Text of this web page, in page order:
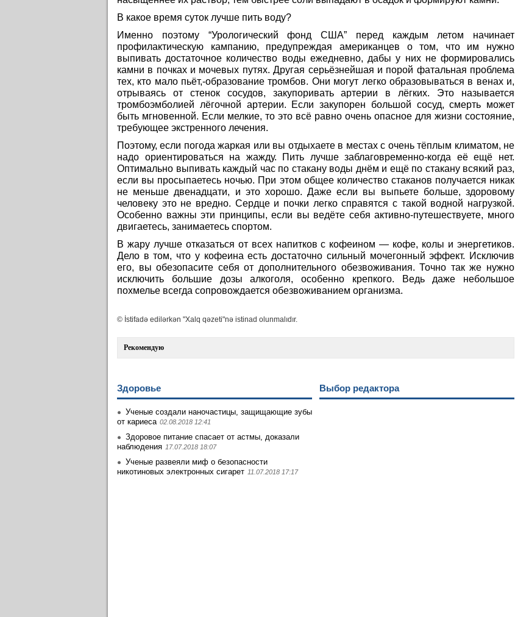
В какое время суток лучше пить воду?
Именно поэтому “Урологический фонд США” перед каждым летом начинает
профилактическую кампанию, предупреждая американцев о том, что им нужно
выпивать достаточное количество воды ежедневно, дабы у них не формировались
камни в почках и мочевых путях. Другая серьёзнейшая и порой фатальная проблема
тех, кто мало пьёт,-образование тромбов. Они могут легко образовываться в венах и,
отрываясь от стенок сосудов, закупоривать артерии в лёгких. Это называется
тромбоэмболией лёгочной артерии. Если закупорен большой сосуд, смерть может
быть мгновенной. Если мелкие, то это всё равно очень опасное для жизни состояние,
требующее экстренного лечения.
Поэтому, если погода жаркая или вы отдыхаете в местах с очень тёплым климатом, не
надо ориентироваться на жажду. Пить лучше заблаговременно-когда её ещё нет.
Оптимально выпивать каждый час по стакану воды днём и ещё по стакану всякий раз,
если вы просыпаетесь ночью. При этом общее количество стаканов получается никак
не меньше двенадцати, и это хорошо. Даже если вы выпьете больше, здоровому
человеку это не вредно. Сердце и почки легко справятся с такой водной нагрузкой.
Особенно важны эти принципы, если вы ведёте себя активно-путешествуете, много
двигаетесь, занимаетесь спортом.
В жару лучше отказаться от всех напитков с кофеином — кофе, колы и энергетиков.
Дело в том, что у кофеина есть достаточно сильный мочегонный эффект. Исключив
его, вы обезопасите себя от дополнительного обезвоживания. Точно так же нужно
исключить большие дозы алкоголя, особенно крепкого. Ведь даже небольшое
похмелье всегда сопровождается обезвоживанием организма.
© İstifadə edilərkən "Xalq qəzeti"nə istinad olunmalıdır.
Рекомендую
Здоровье
Ученые создали наночастицы, защищающие зубы
от кариеса 02.08.2018 12:41
Здоровое питание спасает от астмы, доказали
наблюдения 17.07.2018 18:07
Ученые развеяли миф о безопасности
никотиновых электронных сигарет 11.07.2018 17:17
Выбор редактора